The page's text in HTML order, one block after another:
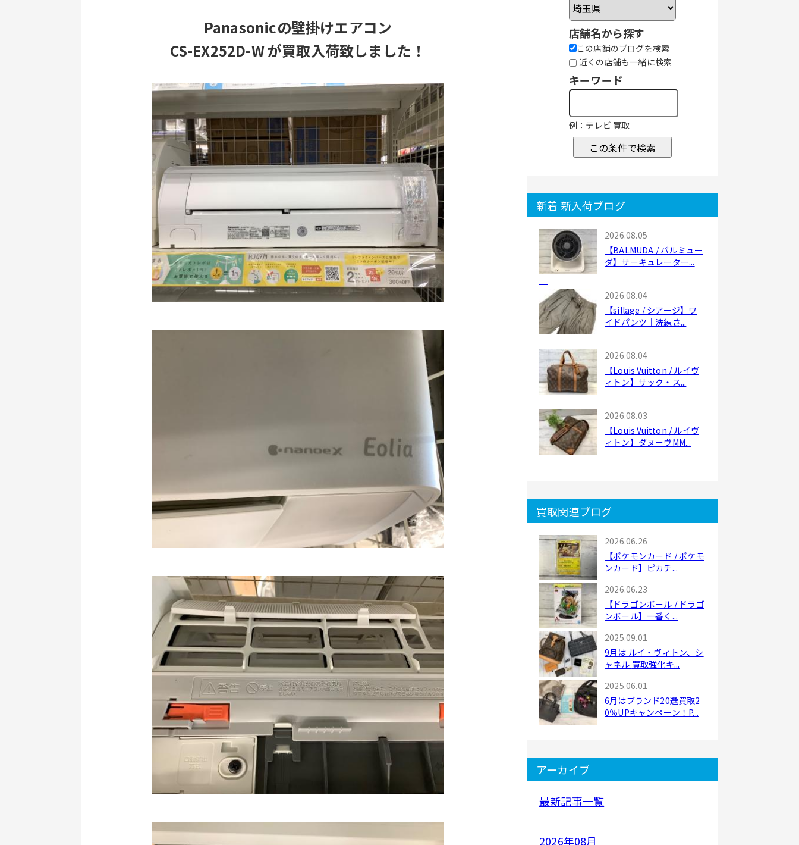
Panasonicの壁掛けエアコン
CS-EX252D-W が買取入荷致しました！
店舗名から探す
この店舗のブログを検索
近くの店舗も一緒に検索
キーワード
例：テレビ 買取
この条件で検索
新着 新入荷ブログ
2026.08.05
【BALMUDA / バルミュー
ダ】サーキュレーター...
2026.08.04
【sillage / シアージ】ワ
イドパンツ｜洗練さ...
2026.08.04
【Louis Vuitton / ルイヴ
ィトン】サック・ス...
2026.08.03
【Louis Vuitton / ルイヴ
ィトン】ダヌーヴMM...
買取関連ブログ
2026.06.26
【ポケモンカード / ポケモ
ンカード】ピカチ...
2026.06.23
【ドラゴンボール / ドラゴ
ンボール】一番く...
2025.09.01
9月は ルイ・ヴィトン、シ
ャネル 買取強化キ...
2025.06.01
6月はブランド20選買取2
0％UPキャンペーン！P...
アーカイブ
最新記事一覧
2026年08月